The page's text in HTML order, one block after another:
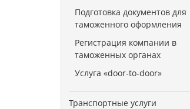
Подготовка документов для
таможенного оформления
Регистрация компании в
таможенных органах
Услуга «door-to-door»
Транспортные услуги